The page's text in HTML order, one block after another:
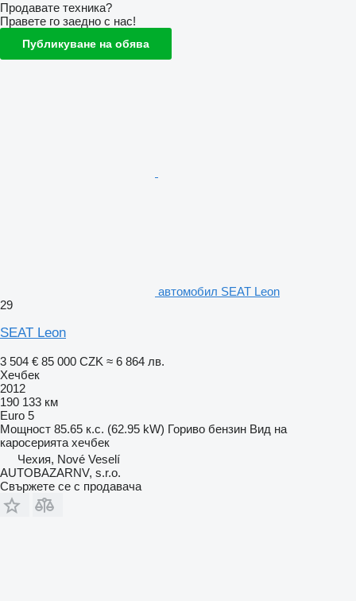
Продавате техника?
Правете го заедно с нас!
Публикуване на обява
автомобил SEAT Leon
29
SEAT Leon
3 504 € 85 000 CZK ≈ 6 864 лв.
Хечбек
2012
190 133 км
Euro 5
Мощност 85.65 к.с. (62.95 kW) Гориво бензин Вид на
каросерията хечбек
Чехия, Nové Veselí
AUTOBAZARNV, s.r.o.
Свържете се с продавача